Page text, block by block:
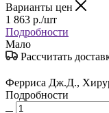
Варианты цен
1 863 р./шт
Подробности
Мало
Рассчитать
Ферриса Дж.Д.,
Подробности